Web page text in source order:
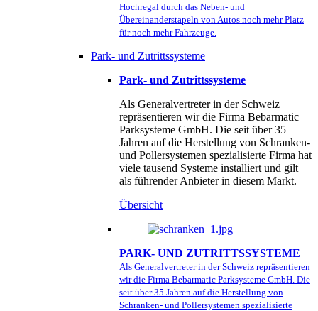
Hochregal durch das Neben- und
Übereinanderstapeln von Autos noch mehr Platz
für noch mehr Fahrzeuge.
Park- und Zutrittssysteme
Park- und Zutrittssysteme
Als Generalvertreter in der Schweiz
repräsentieren wir die Firma Bebarmatic
Parksysteme GmbH. Die seit über 35
Jahren auf die Herstellung von Schranken-
und Pollersystemen spezialisierte Firma hat
viele tausend Systeme installiert und gilt
als führender Anbieter in diesem Markt.
Übersicht
PARK- UND ZUTRITTSSYSTEME
Als Generalvertreter in der Schweiz repräsentieren
wir die Firma Bebarmatic Parksysteme GmbH. Die
seit über 35 Jahren auf die Herstellung von
Schranken- und Pollersystemen spezialisierte